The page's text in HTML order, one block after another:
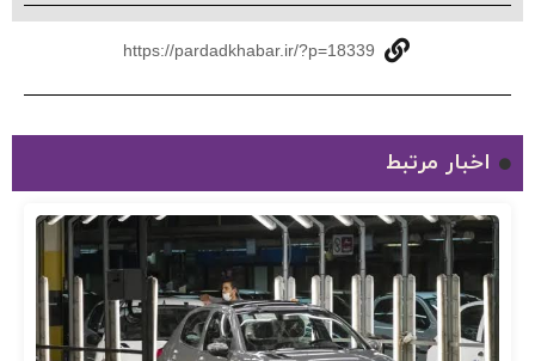
https://pardadkhabar.ir/?p=18339
اخبار مرتبط